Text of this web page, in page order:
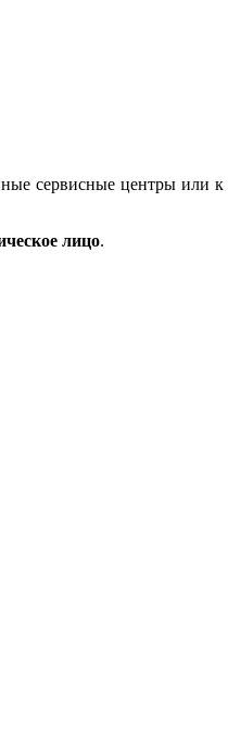
сервисные центры или
лицо.